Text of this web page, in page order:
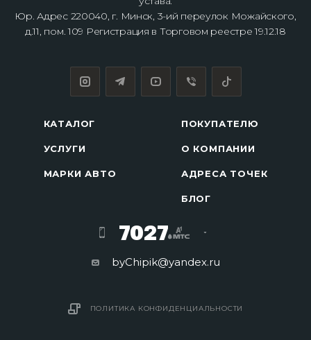
Юр. Адрес 220040, г. Минск, 3-ий переулок Можайского,
д.11, пом. 109 Регистрация в Торговом реестре 19.12.18
КАТАЛОГ
УСЛУГИ
МАРКИ АВТО
ПОКУПАТЕЛЮ
О КОМПАНИИ
АДРЕСА ТОЧЕК
БЛОГ
7027
byChipik@yandex.ru
ПОЛИТИКА КОНФИДЕНЦИАЛЬНОСТИ